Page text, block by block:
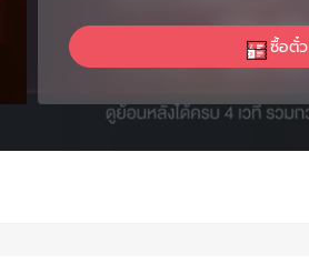
ซื้อตั๋ว